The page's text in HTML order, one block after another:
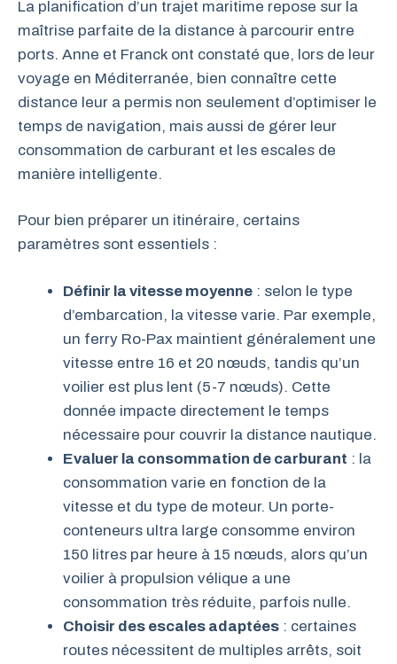
La planification d’un trajet maritime repose sur la
maîtrise parfaite de la distance à parcourir entre
ports. Anne et Franck ont constaté que, lors de leur
voyage en Méditerranée, bien connaître cette
distance leur a permis non seulement d’optimiser le
temps de navigation, mais aussi de gérer leur
consommation de carburant et les escales de
manière intelligente.
Pour bien préparer un itinéraire, certains
paramètres sont essentiels :
Définir la vitesse moyenne : selon le type
d’embarcation, la vitesse varie. Par exemple,
un ferry Ro-Pax maintient généralement une
vitesse entre 16 et 20 nœuds, tandis qu’un
voilier est plus lent (5-7 nœuds). Cette
donnée impacte directement le temps
nécessaire pour couvrir la distance nautique.
Evaluer la consommation de carburant : la
consommation varie en fonction de la
vitesse et du type de moteur. Un porte-
conteneurs ultra large consomme environ
150 litres par heure à 15 nœuds, alors qu’un
voilier à propulsion vélique a une
consommation très réduite, parfois nulle.
Choisir des escales adaptées : certaines
routes nécessitent de multiples arrêts, soit